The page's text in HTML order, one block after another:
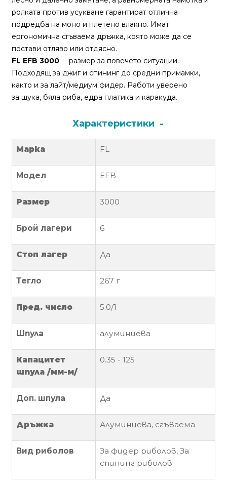
За
нас
Контакти
Поръчка
и
доставка
Условия
за
ползване
Политика
поверителност
Политика
за
използване
на
“бисквитки”
(Cookie)
Copyright
©
2026
Всички
запазени.
Маркетинг
Дизайн
ролката против усукване гарантират отлична
подредба на моно и плетено влакно. Имат
ергономична сгъваема дръжка, която може да се
постави отляво или отдясно.
FL EFB 3000 – размер за повечето ситуации.
Подходящ за джиг и спининг до средни примамки,
както и за лайт/медиум фидер. Работи уверено
за щука, бяла риба, едра платика и каракуда.
Характеристики
Марка FL
Модел EFB
Размер 3000
Брой лагери 6
Стоп лагер Да
Тегло 267 г
Пред. число 5.0/1
Шпула алуминиева
Капацитет
шпула /мм-м/
0.35 - 125
Доп. шпула Да
Дръжка Алуминиева, сгъваема
Вид риболов
За фидер риболов, За
спининг риболов